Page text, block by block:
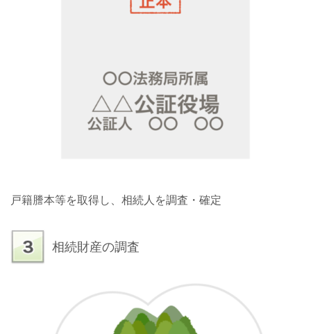
戸籍謄本等を取得し、相続人を調査・確定
相続財産の調査